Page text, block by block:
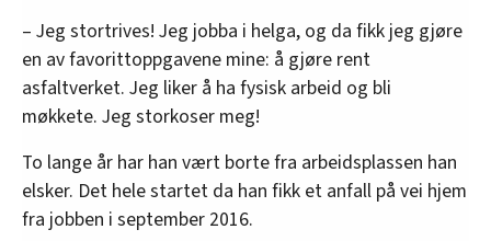
– Jeg stortrives! Jeg jobba i helga, og da fikk jeg gjøre
en av favorittoppgavene mine: å gjøre rent
asfaltverket. Jeg liker å ha fysisk arbeid og bli
møkkete. Jeg storkoser meg!
To lange år har han vært borte fra arbeidsplassen han
elsker. Det hele startet da han fikk et anfall på vei hjem
fra jobben i september 2016.